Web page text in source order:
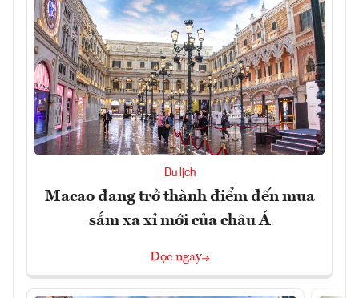
Du lịch
Macao đang trở thành điểm đến mua
sắm xa xỉ mới của châu Á
Đọc ngay